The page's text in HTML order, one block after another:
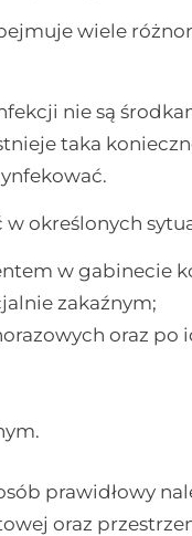
wiele
nie są
taka
określonych
w gabinecie
zakaźnym;
oraz po
prawidłowy
oraz